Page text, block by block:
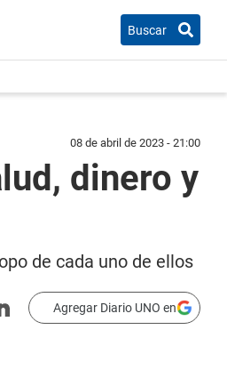
Buscar
08 de abril de 2023 - 21:00
dinero y
de cada uno de ellos
Agregar Diario UNO en